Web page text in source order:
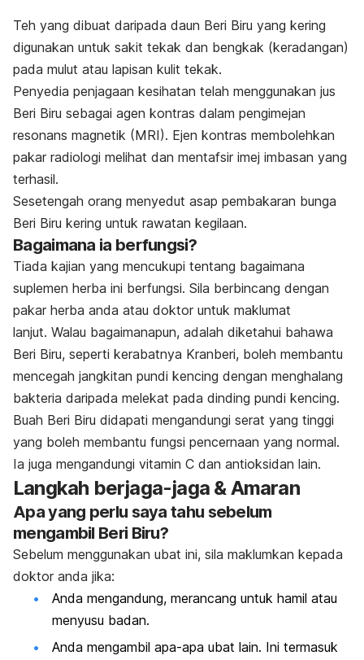
Teh yang dibuat daripada daun Beri Biru yang kering
digunakan untuk sakit tekak dan bengkak (keradangan)
pada mulut atau lapisan kulit tekak.
Penyedia penjagaan kesihatan telah menggunakan jus
Beri Biru sebagai agen kontras dalam pengimejan
resonans magnetik (MRI). Ejen kontras membolehkan
pakar radiologi melihat dan mentafsir imej imbasan yang
terhasil.
Sesetengah orang menyedut asap pembakaran bunga
Beri Biru kering untuk rawatan kegilaan.
Bagaimana ia berfungsi?
Tiada kajian yang mencukupi tentang bagaimana
suplemen herba ini berfungsi. Sila berbincang dengan
pakar herba anda atau doktor untuk maklumat
lanjut. Walau bagaimanapun, adalah diketahui bahawa
Beri Biru, seperti kerabatnya Kranberi, boleh membantu
mencegah jangkitan pundi kencing dengan menghalang
bakteria daripada melekat pada dinding pundi kencing.
Buah Beri Biru didapati mengandungi serat yang tinggi
yang boleh membantu fungsi pencernaan yang normal.
Ia juga mengandungi vitamin C dan antioksidan lain.
Langkah berjaga-jaga & Amaran
Apa yang perlu saya tahu sebelum
mengambil Beri Biru?
Sebelum menggunakan ubat ini, sila maklumkan kepada
doktor anda jika:
Anda mengandung, merancang untuk hamil atau
menyusu badan.
Anda mengambil apa-apa ubat lain. Ini termasuk